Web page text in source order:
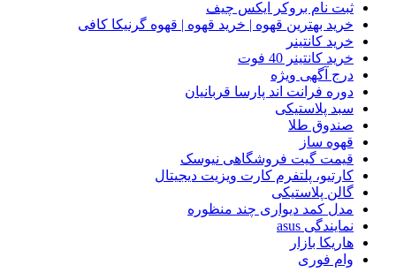
ثبت نام بروکر ایکس چیف
خرید بهترین قهوه | خرید قهوه | قهوه گرنیکا کافی
خرید کانتینر
خرید کانتینر 40 فوت
درج آگهی ویژه
دوره فرانت اند پارسا قربانیان
سبد پلاستیکی
صندوق طلا
قهوه ساز
قیمت گیت فروشگاهی نیوسک
کارتیو، پلتفرم کارت ویزیت دیجیتال
گالن پلاستیکی
مدل کمد دیواری چند منظوره
نمایندگی asus
هاریکا بازار
وام فوری